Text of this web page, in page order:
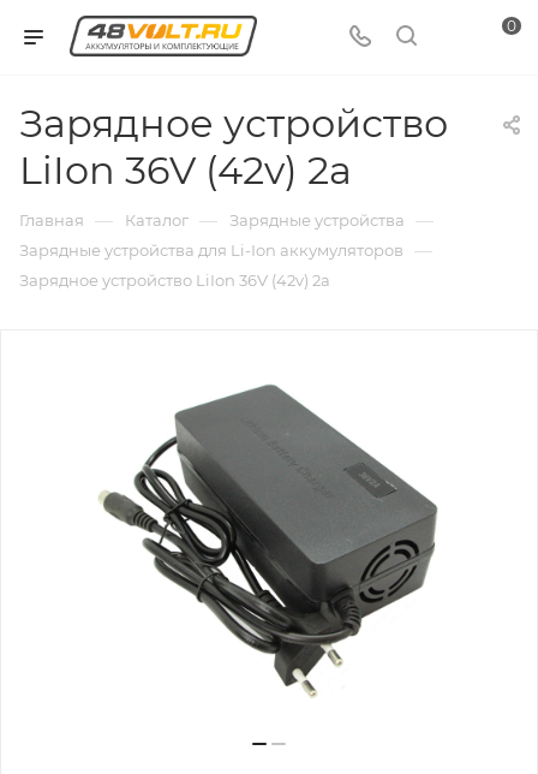
0
Зарядное устройство
LiIon 36V (42v) 2a
Главная — Каталог — Зарядные устройства —
Зарядные устройства для Li-Ion аккумуляторов —
Зарядное устройство LiIon 36V (42v) 2a